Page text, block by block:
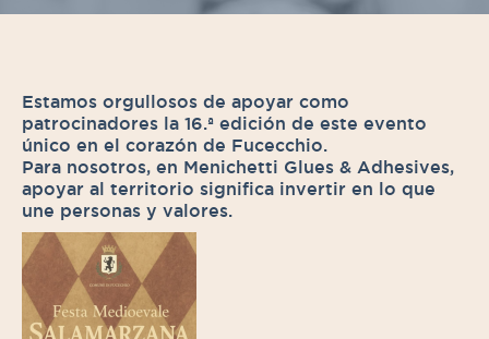
Estamos orgullosos de apoyar como
patrocinadores la 16.ª edición de este evento
único en el corazón de Fucecchio.
Para nosotros, en Menichetti Glues & Adhesives,
apoyar al territorio significa invertir en lo que
une personas y valores.